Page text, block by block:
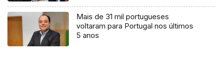
Mais de 31 mil portugueses
voltaram para Portugal nos últimos
5 anos